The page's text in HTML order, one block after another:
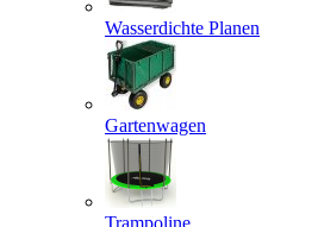
Wasserdichte Planen
Gartenwagen
Trampoline